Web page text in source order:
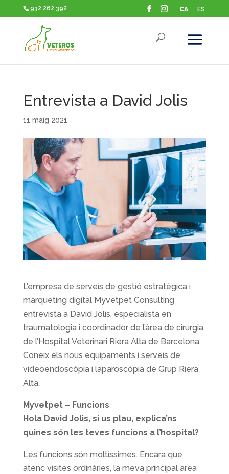
932 262 392 CA ES
Entrevista a David Jolis
11 maig 2021
L’empresa de serveis de gestió estratègica i
màrqueting digital Myvetpet Consulting
entrevista a David Jolis, especialista en
traumatologia i coordinador de l’àrea de cirurgia
de l’Hospital Veterinari Riera Alta de Barcelona.
Coneix els nous equipaments i serveis de
videoendoscòpia i laparoscòpia de Grup Riera
Alta.
Myvetpet – Funcions
Hola David Jolis, si us plau, explica’ns
quines són les teves funcions a l’hospital?
Les funcions són moltíssimes. Encara que
atenc visites ordinàries, la meva principal àrea